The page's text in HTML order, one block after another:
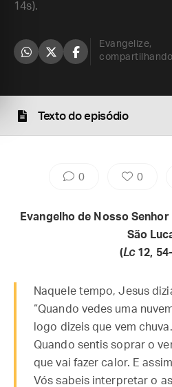
14s).
Evangelize,
Texto do episódio
0 0
Evangelho de Nosso
São
(Lc12,
Naquele tempo, Jesus
“Quando vedes uma
logo dizeis que vem
Quando sentis soprar o
que vai fazer calor. E
Vós sabeis interpretar o